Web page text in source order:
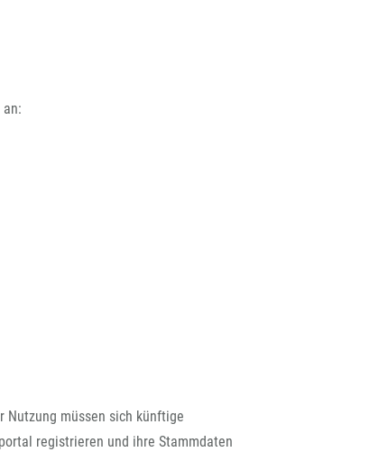
Nutzung müssen sich künftige
registrieren und ihre Stammdaten